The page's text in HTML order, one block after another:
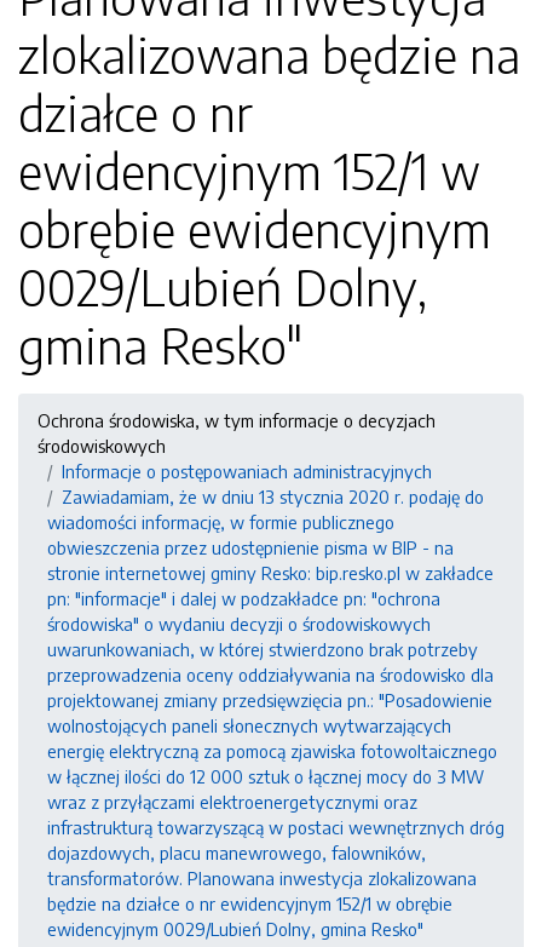
zlokalizowana będzie na
działce o nr
ewidencyjnym 152/1 w
obrębie ewidencyjnym
0029/Lubień Dolny,
gmina Resko"
Ochrona środowiska, w tym informacje o decyzjach
środowiskowych
Informacje o postępowaniach administracyjnych
Zawiadamiam, że w dniu 13 stycznia 2020 r. podaję do
wiadomości informację, w formie publicznego
obwieszczenia przez udostępnienie pisma w BIP - na
stronie internetowej gminy Resko: bip.resko.pl w zakładce
pn: "informacje" i dalej w podzakładce pn: "ochrona
środowiska" o wydaniu decyzji o środowiskowych
uwarunkowaniach, w której stwierdzono brak potrzeby
przeprowadzenia oceny oddziaływania na środowisko dla
projektowanej zmiany przedsięwzięcia pn.: "Posadowienie
wolnostojących paneli słonecznych wytwarzających
energię elektryczną za pomocą zjawiska fotowoltaicznego
w łącznej ilości do 12 000 sztuk o łącznej mocy do 3 MW
wraz z przyłączami elektroenergetycznymi oraz
infrastrukturą towarzyszącą w postaci wewnętrznych dróg
dojazdowych, placu manewrowego, falowników,
transformatorów. Planowana inwestycja zlokalizowana
będzie na działce o nr ewidencyjnym 152/1 w obrębie
ewidencyjnym 0029/Lubień Dolny, gmina Resko"